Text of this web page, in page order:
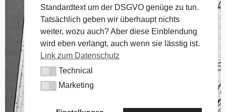
Standardtext um der DSGVO genüge zu tun.
Tatsächlich geben wir überhaupt nichts
weiter, wozu auch? Aber diese Einblendung
wird eben verlangt, auch wenn sie lässtig ist.
Link zum Datenschutz
TechnicalTechnical
MarketingMarketing